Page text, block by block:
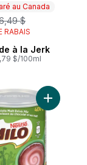
au Canada
, formerly:
$
RABAIS
au Canada
à la Jerk
$/100ml
Caraïbes riz et
Ajouter